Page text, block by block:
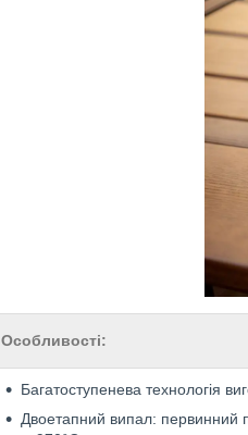
Особливості:
Багатоступенева технологія
Двоетапний випал: первинний